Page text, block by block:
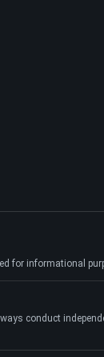
for informational
conduct